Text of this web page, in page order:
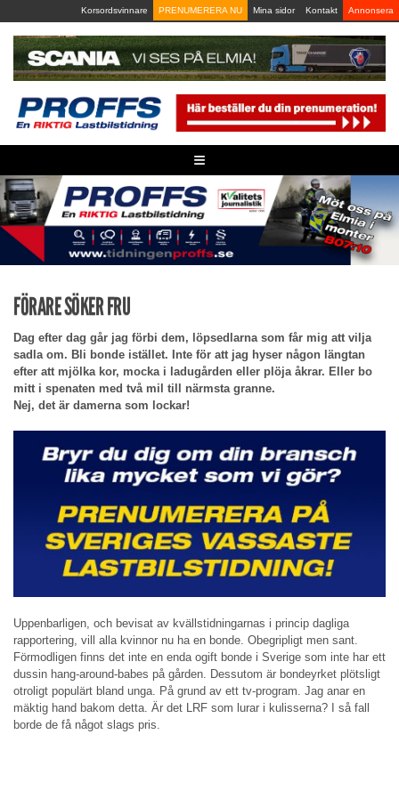
to
content
Korsordsvinnare PRENUMERERA NU Mina sidor Kontakt Annonsera
≡
FÖRARE SÖKER FRU
Dag efter dag går jag förbi dem, löpsedlarna som får mig att vilja
sadla om. Bli bonde istället. Inte för att jag hyser någon längtan
efter att mjölka kor, mocka i ladugården eller plöja åkrar. Eller bo
mitt i spenaten med två mil till närmsta granne.
Nej, det är damerna som lockar!
Uppenbarligen, och bevisat av kvällstidningarnas i princip dagliga
rapportering, vill alla kvinnor nu ha en bonde. Obegripligt men sant.
Förmodligen finns det inte en enda ogift bonde i Sverige som inte har ett
dussin hang-around-babes på gården. Dessutom är bondeyrket plötsligt
otroligt populärt bland unga. På grund av ett tv-program. Jag anar en
mäktig hand bakom detta. Är det LRF som lurar i kulisserna? I så fall
borde de få något slags pris.